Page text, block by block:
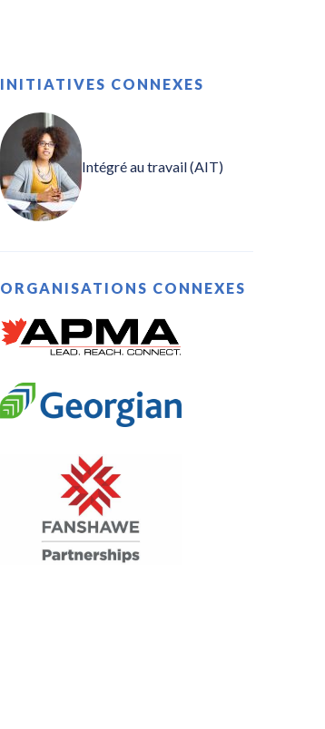
INITIATIVES CONNEXES
Intégré au travail (AIT)
ORGANISATIONS CONNEXES